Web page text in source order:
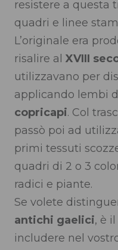
resistere a questa
quadri e linee
L’originale era
risalire al XVIII
utilizzavano per
applicando lembi
copricapi. Col
passò poi ad
primi tessuti
quadri di 2 o 3
radici e piante.
Se volete
antichi gaelici, è
includere nel